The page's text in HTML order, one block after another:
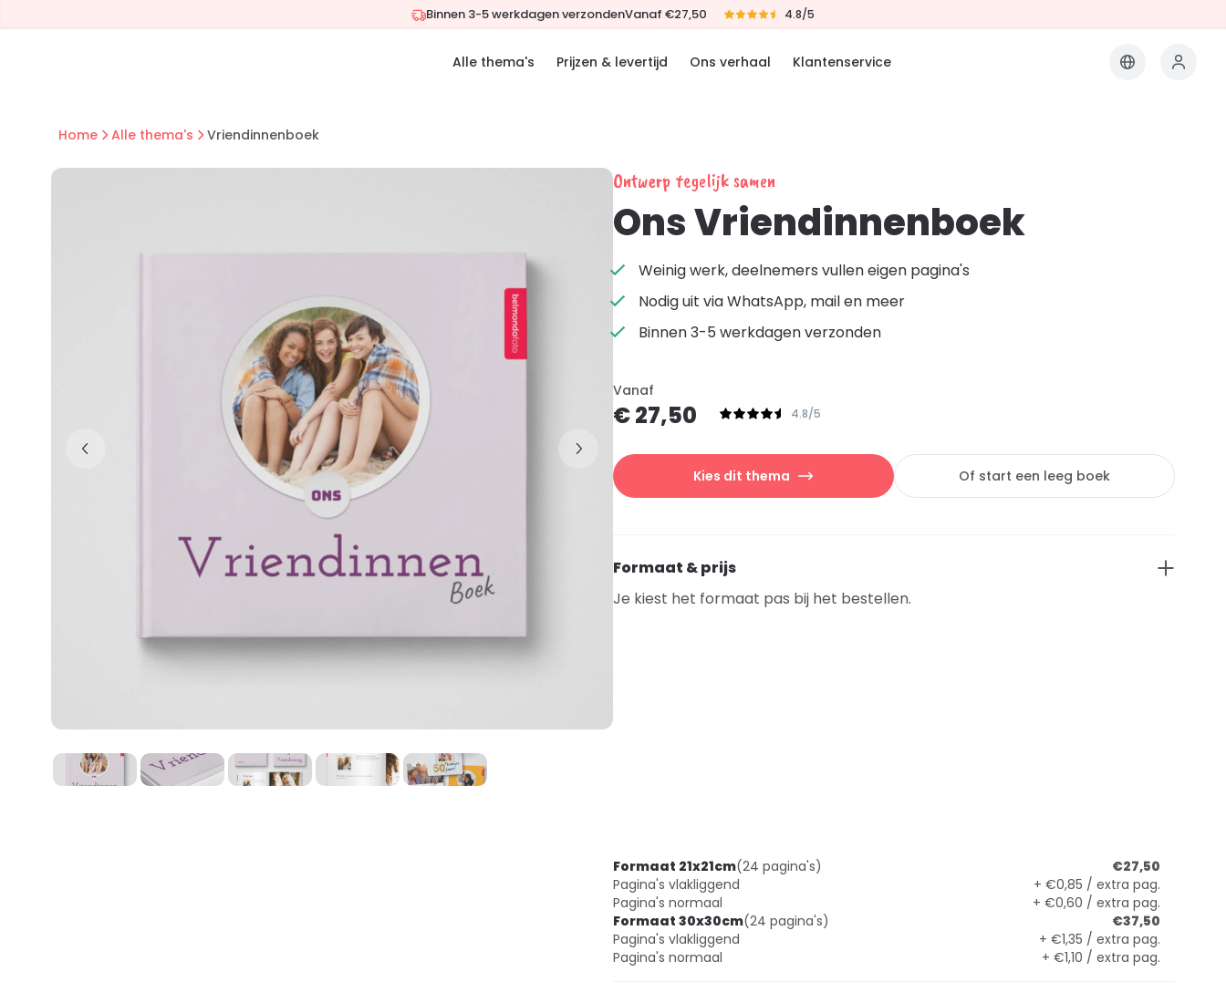
Binnen 3-5 werkdagen verzondenVanaf €27,50 4.8/5
Alle thema's Prijzen & levertijd Ons verhaal Klantenservice
Home Alle thema's Vriendinnenboek
Ontwerp tegelijk samen
Ons Vriendinnenboek
Weinig werk, deelnemers vullen eigen pagina's
Nodig uit via WhatsApp, mail en meer
Binnen 3-5 werkdagen verzonden
Vanaf
€ 27,50 4.8/5
Kies dit thema Of start een leeg boek
Formaat & prijs
Je kiest het formaat pas bij het bestellen.
Formaat 21x21cm(24 pagina's)
€27,50
Pagina's vlakliggend
+ €0,85 / extra pag.
Pagina's normaal
+ €0,60 / extra pag.
Formaat 30x30cm(24 pagina's)
€37,50
Pagina's vlakliggend
+ €1,35 / extra pag.
Pagina's normaal
+ €1,10 / extra pag.